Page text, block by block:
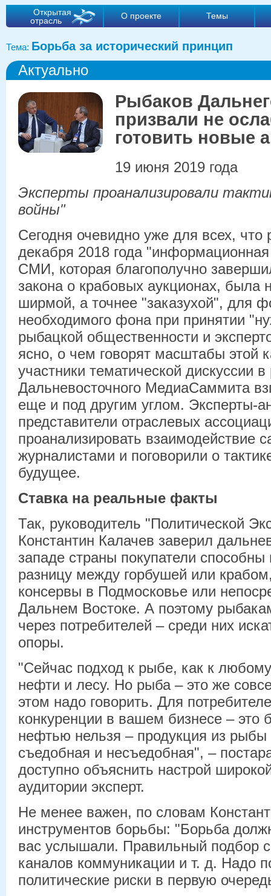
Открытая
отрасль
О проекте Темы
Тема: Борьба за исторический принцип
Актуально
Рыбаков
призвали не
готовить новые
19 июня 2019 года
Эксперты проанализировали
войны"
Сегодня очевидно уже для всех, что
декабря 2018 года
СМИ, которая благополучно
закона о крабовых аукционах, была
ширмой, а точнее "заказухой", для
необходимого фона при принятии
рыбацкой общественности и
ясно, о чем говорят масштабы этой
участники тематической дискуссии
Дальневосточного МедиаСаммита
еще и под другим углом. Эксперты-
представители отраслевых
проанализировать взаимодействие
журналистами и поговорили о
будущее.
Ставка на реальные факты
Так, руководитель "Политической
Константин Калачев заверил
западе страны покупатели способны
разницу между горбушей или
консервы в Подмосковье или
Дальнем Востоке. А поэтому
через потребителей – среди них
опоры.
"Сейчас подход к рыбе, как к
нефти и лесу. Но рыба – это же
этом надо говорить. Для
конкуренции в вашем бизнесе – это
нефтью нельзя – продукция из рыбы
съедобная и несъедобная", –
доступно объяснить настрой
аудитории эксперт.
Не менее важен, по словам
инструментов борьбы: "Борьба
вас услышали. Правильный подбор
каналов коммуникации и т. д. Надо
политические риски в первую